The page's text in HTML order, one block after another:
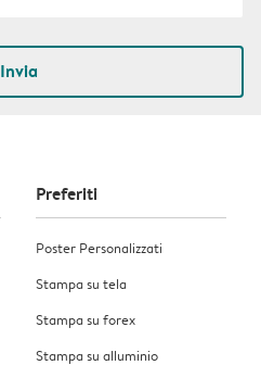
Invia
Preferiti
Poster Personalizzati
Stampa su tela
Stampa su forex
Stampa su alluminio